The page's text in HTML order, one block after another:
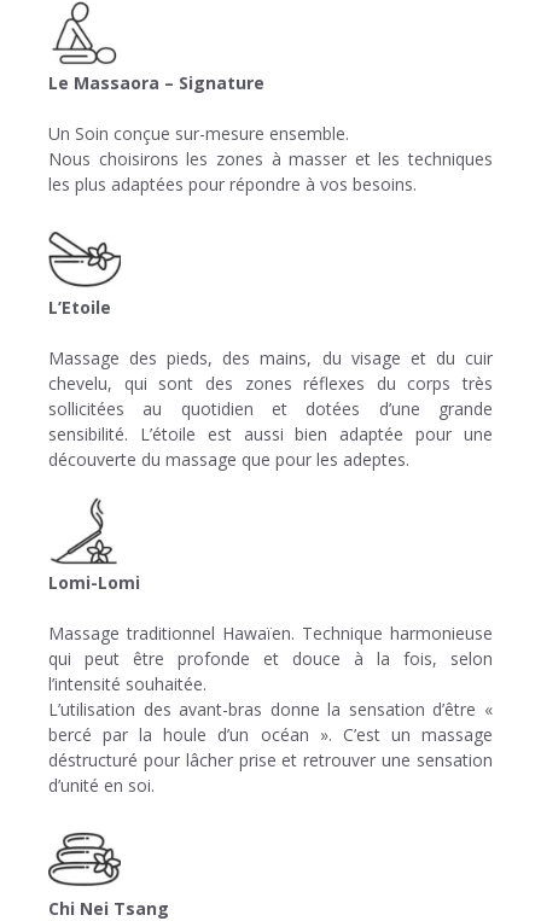
Le Massaora – Signature
Un Soin conçue sur-mesure ensemble.
Nous choisirons les zones à masser et les techniques
les plus adaptées pour répondre à vos besoins.
L’Etoile
Massage des pieds, des mains, du visage et du cuir
chevelu, qui sont des zones réflexes du corps très
sollicitées au quotidien et dotées d’une grande
sensibilité. L’étoile est aussi bien adaptée pour une
découverte du massage que pour les adeptes.
Lomi-Lomi
Massage traditionnel Hawaïen. Technique harmonieuse
qui peut être profonde et douce à la fois, selon
l’intensité souhaitée.
L’utilisation des avant-bras donne la sensation d’être «
bercé par la houle d’un océan ». C’est un massage
déstructuré pour lâcher prise et retrouver une sensation
d’unité en soi.
Chi Nei Tsang